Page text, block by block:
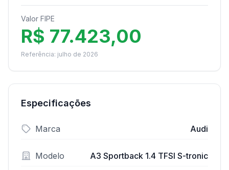
Valor FIPE
R$ 77.423,00
Referência: julho de 2026
Especificações
Marca Audi
Modelo A3 Sportback 1.4 TFSI S-tronic